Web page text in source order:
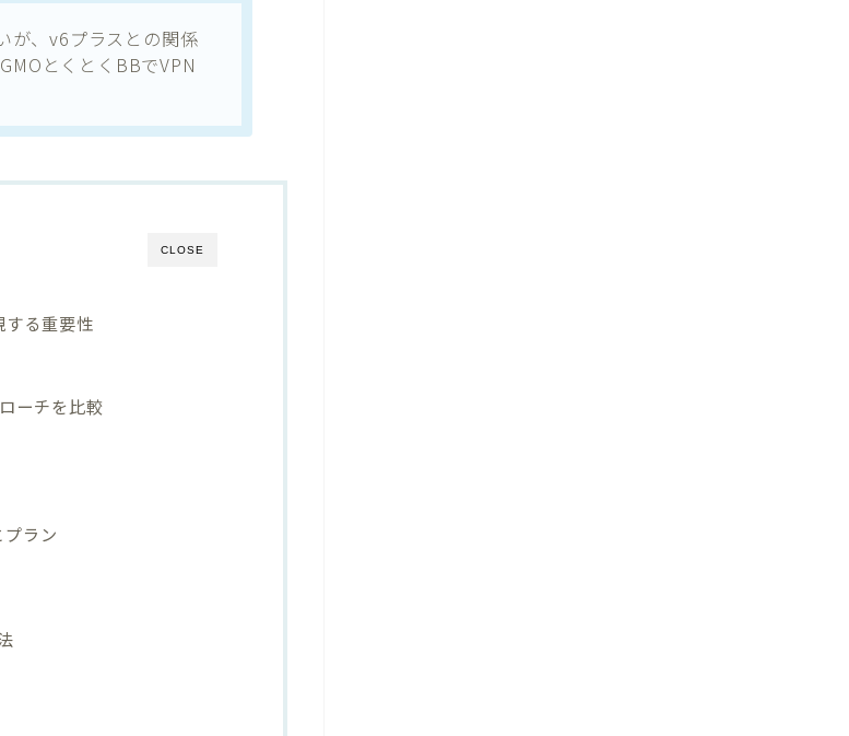
が、v6プラスとの関係
とくとくBBでVPN
CLOSE
する重要性
ーチを比較
ラン